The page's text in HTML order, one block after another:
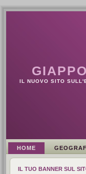
IL NUOVO SITO
HOME
IL TUO BANNER SUL